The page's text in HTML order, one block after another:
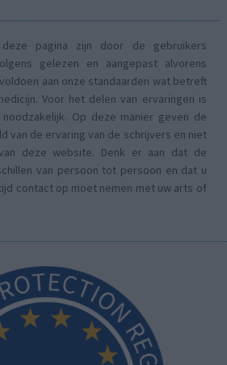
pagina zijn door de gebruikers
gelezen en aangepast alvorens
aan onze standaarden wat betreft
Voor het delen van ervaringen is
Op deze manier geven de
van de ervaring van de schrijvers en niet
deze website. Denk er aan dat de
van persoon tot persoon en dat u
contact op moet nemen met uw arts of